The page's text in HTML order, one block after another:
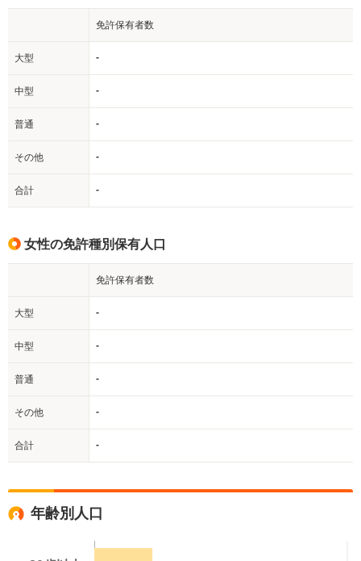
免許保有者数
大型 -
中型 -
普通 -
その他 -
合計 -
女性の免許種別保有人口
免許保有者数
大型 -
中型 -
普通 -
その他 -
合計 -
年齢別人口